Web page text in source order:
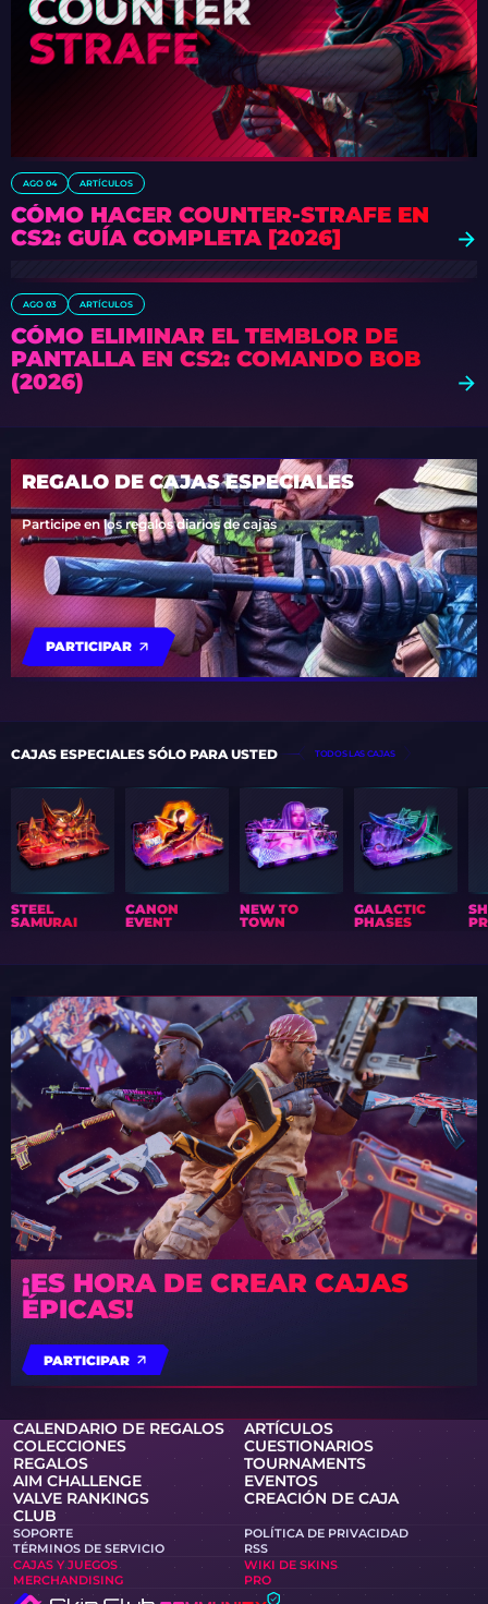
AGO 04 ARTÍCULOS
CÓMO HACER COUNTER-STRAFE EN
CS2: GUÍA COMPLETA [2026]
AGO 03 ARTÍCULOS
CÓMO ELIMINAR EL TEMBLOR DE
PANTALLA EN CS2: COMANDO BOB
(2026)
REGALO DE CAJAS ESPECIALES
Participe en los regalos diarios de cajas
PARTICIPAR
CAJAS ESPECIALES SÓLO PARA USTED TODOS LAS CAJAS
STEEL
SAMURAI
CANON
EVENT
NEW TO
TOWN
GALACTIC
PHASES
¡ES HORA DE CREAR CAJAS
ÉPICAS!
PARTICIPAR
CALENDARIO DE REGALOS
ARTÍCULOS
COLECCIONES
CUESTIONARIOS
REGALOS
TOURNAMENTS
AIM CHALLENGE
EVENTOS
VALVE RANKINGS
CREACIÓN DE CAJA
CLUB
SOPORTE
POLÍTICA DE PRIVACIDAD
TÉRMINOS DE SERVICIO
RSS
CAJAS Y JUEGOS
WIKI DE SKINS
MERCHANDISING
PRO